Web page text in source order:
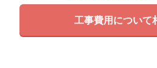
工事費用について